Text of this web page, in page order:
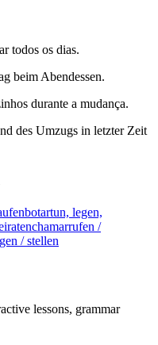
todos os dias.
beim Abendessen.
durante a mudança.
des Umzugs in letzter Zeit
botartun, legen,
chamarrufen /
/ stellen
lessons, grammar